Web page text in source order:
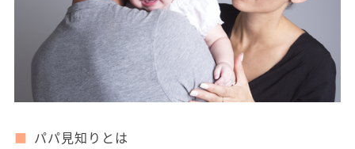
パパ見知りとは